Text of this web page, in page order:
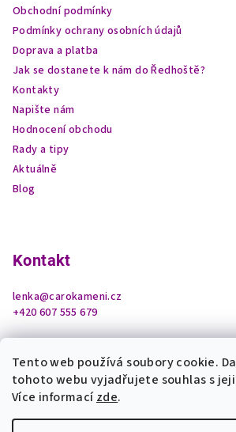
Tento web používá soubory cookie.
tohoto webu vyjadřujete souhlas s
Více informacízde.
Obchodní podmínky
Podmínky ochrany osobních údajů
Doprava a platba
Jak se dostanete k nám do Ředhoště?
Kontakty
Napište nám
Hodnocení obchodu
Rady a tipy
Aktuálně
Blog
Kontakt
lenka@carokameni.cz
+420 607 555 679